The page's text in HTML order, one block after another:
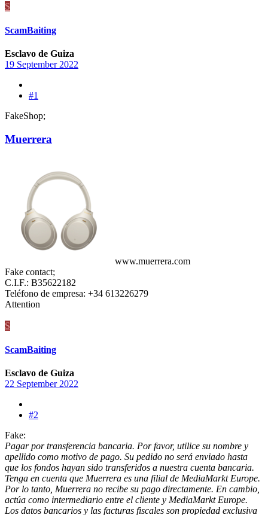
S
ScamBaiting
Esclavo de Guiza
19 September 2022
#1
FakeShop;
Muerrera
www.muerrera.com
Fake contact;
C.I.F.: B35622182
Teléfono de empresa: +34 613226279
Attention
S
ScamBaiting
Esclavo de Guiza
22 September 2022
#2
Fake:
Pagar por transferencia bancaria. Por favor, utilice su nombre y
apellido como motivo de pago. Su pedido no será enviado hasta
que los fondos hayan sido transferidos a nuestra cuenta bancaria.
Tenga en cuenta que Muerrera es una filial de MediaMarkt Europe.
Por lo tanto, Muerrera no recibe su pago directamente. En cambio,
actúa como intermediario entre el cliente y MediaMarkt Europe.
Los datos bancarios y las facturas fiscales son propiedad exclusiva